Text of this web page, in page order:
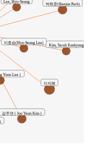
Yoon Lee )
Kim, Sarah Eunkyung
Lee, Hyo-Seung
김주연 ( Joo Yeon Kim )
박희준(Heejun Park)
이지혜
이효승(Hyo-Seung Lee)